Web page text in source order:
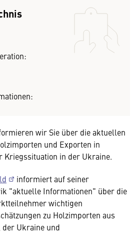
wir Sie über die aktuellen
und Exporten in
Kriegssituation in der Ukraine.
informiert auf seiner
"aktuelle Informationen" über die
wichtigen
zu Holzimporten aus
der Ukraine und